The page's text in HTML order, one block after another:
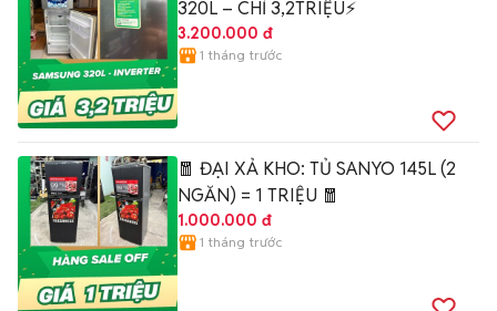
320L – CHỈ 3,2TRIỆU⚡
3.200.000 đ
1 tháng trước
🧧 ĐẠI XẢ KHO: TỦ SANYO 145L (2
NGĂN) = 1 TRIỆU 🧧
1.000.000 đ
1 tháng trước